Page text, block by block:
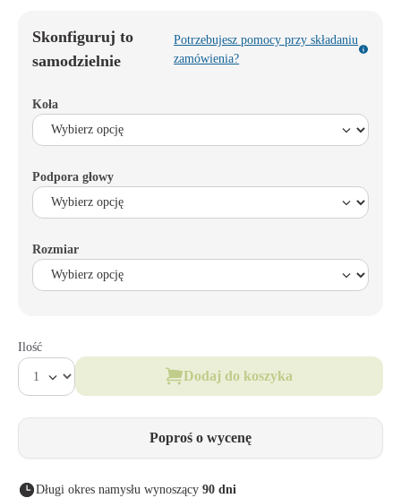
Skonfiguruj to
samodzielnie
Potrzebujesz pomocy przy składaniu
zamówienia?
Koła
Podpora głowy
Rozmiar
Ilość
Dodaj do koszyka
Poproś o wycenę
Długi okres namysłu wynoszący 90 dni